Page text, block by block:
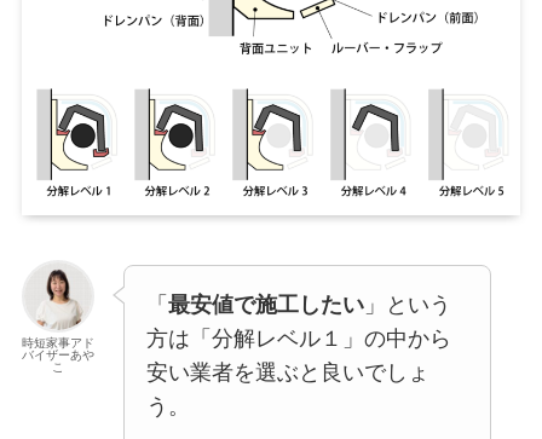
時短家事アド
バイザーあや
こ
「 最安値で施工したい」という
方は「分解レベル１」の中から
安い業者を選ぶと良いでしょ
う。